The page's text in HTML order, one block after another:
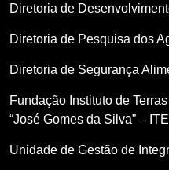
Diretoria de
Diretoria de Pesquisa dos
Diretoria de Segurança
Fundação Instituto de
“José Gomes da Silva” –
Unidade de Gestão de